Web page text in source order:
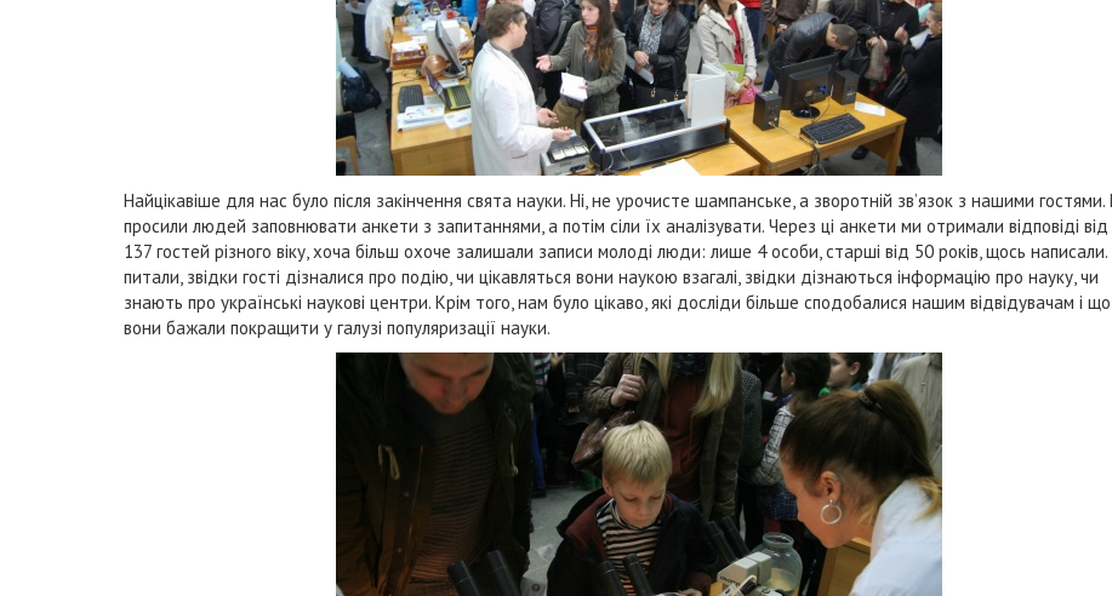
Найцікавіше для нас було після закінчення свята науки. Ні, не урочисте шампанське, а зворотній зв’язок з нашими
просили людей заповнювати анкети з запитаннями, а потім сіли їх аналізувати. Через ці анкети ми отримали відповіді від
137 гостей різного віку, хоча більш охоче залишали записи молоді люди: лише 4 особи, старші від 50 років, щось
питали, звідки гості дізналися про подію, чи цікавляться вони наукою взагалі, звідки дізнаються інформацію про науку, чи
знають про українські наукові центри. Крім того, нам було цікаво, які досліди більше сподобалися нашим відвідувачам і
вони бажали покращити у галузі популяризації науки.